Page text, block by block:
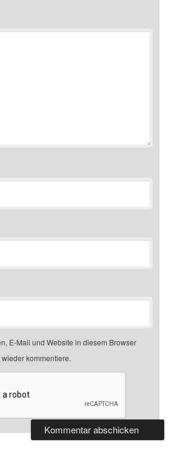
E-Mail und Website in diesem Browser
kommentiere.